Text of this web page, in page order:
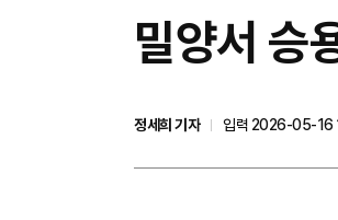
밀양서 승
정세희 기자
입력 2026-05-16